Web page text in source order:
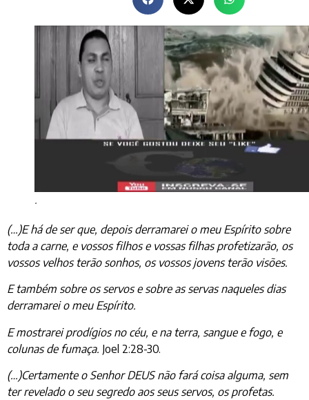
.
(…)E há de ser que, depois derramarei o meu Espírito sobre
toda a carne, e vossos filhos e vossas filhas profetizarão, os
vossos velhos terão sonhos, os vossos jovens terão visões.
E também sobre os servos e sobre as servas naqueles dias
derramarei o meu Espírito.
E mostrarei prodígios no céu, e na terra, sangue e fogo, e
colunas de fumaça. Joel 2:28-30.
(…)Certamente o Senhor DEUS não fará coisa alguma, sem
ter revelado o seu segredo aos seus servos, os profetas.